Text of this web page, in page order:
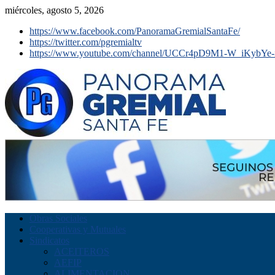
miércoles, agosto 5, 2026
https://www.facebook.com/PanoramaGremialSantaFe/
https://twitter.com/pgremialtv
https://www.youtube.com/channel/UCCr4pD9M1-
Obras Sociales
Cooperativas y Mutuales
Sindicatos
ACEITEROS
AEFIP